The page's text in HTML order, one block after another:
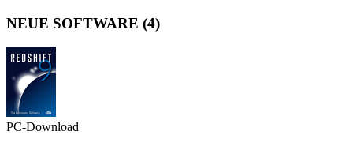
NEUE SOFTWARE (4)
PC-Download